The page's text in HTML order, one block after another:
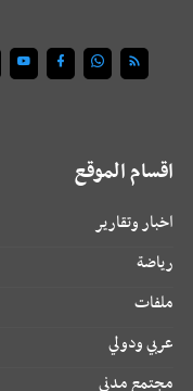
اقسام الموقع
اخبار وتقارير
رياضة
ملفات
عربي ودولي
مجتمع مدني